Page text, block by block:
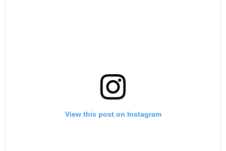
View this post on Instagram